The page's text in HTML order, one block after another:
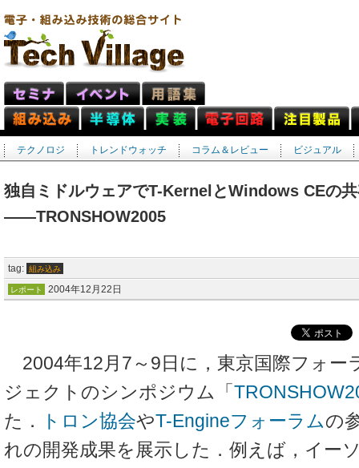
テクノロジ トレンドウォッチ コラム＆レビュー ビジュアル
独自ミドルウェアでT-KernelとWindows CEの
――TRONSHOW2005
tag: 組み込み
レポート 2004年12月22日
2004年12月7～9日に，東京国際フォー
ジェクトのシンポジウム「
た．
トロン協会やT-Engineフォーラムの
れの開発成果を展示した．例えば，イー